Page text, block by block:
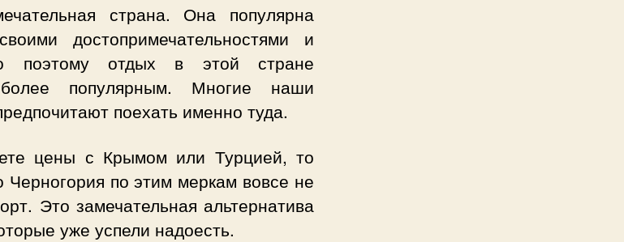
страна. Она популярна
достопримечательностями и
поэтому отдых в этой стране
популярным. Многие наши
поехать именно туда.
цены с Крымом или Турцией, то
Черногория по этим меркам вовсе не
Это замечательная альтернатива
уже успели надоесть.